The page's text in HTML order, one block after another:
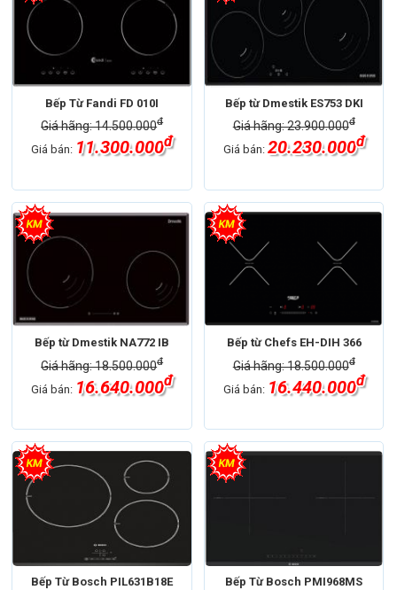
Bếp Từ Fandi FD 010I
Giá hãng: 14.500.000đ
Giá bán: 11.300.000đ
Bếp từ Dmestik ES753 DKI
Giá hãng: 23.900.000đ
Giá bán: 20.230.000đ
Bếp từ Dmestik NA772 IB
Giá hãng: 18.500.000đ
Giá bán: 16.640.000đ
Bếp từ Chefs EH-DIH 366
Giá hãng: 18.500.000đ
Giá bán: 16.440.000đ
Bếp Từ Bosch PIL631B18E Bếp Từ Bosch PMI968MS